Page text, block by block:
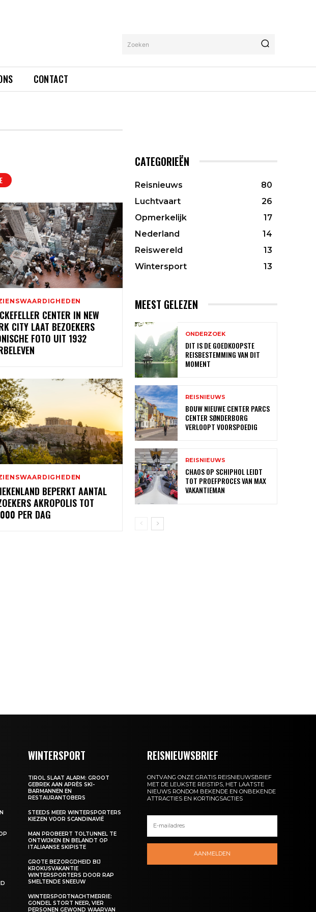
Zoeken
CONTACT
CENTER IN NEW
CITY LAAT BEZOEKERS
FOTO UIT 1932
BEPERKT AANTAL
AKROPOLIS TOT
PER DAG
CATEGORIEËN
Reisnieuws
80
Luchtvaart
26
Opmerkelijk
17
Nederland
14
Reiswereld
13
Wintersport
13
MEEST GELEZEN
ONDERZOEK
DIT IS DE GOEDKOOPSTE
REISBESTEMMING VAN DIT
MOMENT
REISNIEUWS
BOUW NIEUWE CENTER PARCS
CENTER SØNDERBORG
VERLOOPT VOORSPOEDIG
REISNIEUWS
CHAOS OP SCHIPHOL LEIDT
TOT PROEFPROCES VAN MAX
VAKANTIEMAN
WINTERSPORT
TIROL SLAAT ALARM: GROOT
GEBREK AAN APRÈS SKI-
BARMANNEN EN
RESTAURANTOBERS
STEEDS MEER WINTERSPORTERS
KIEZEN VOOR SCANDINAVIË
MAN PROBEERT TOLTUNNEL TE
ONTWIJKEN EN BELANDT OP
ITALIAANSE SKIPISTE
GROTE BEZORGDHEID BIJ
KROKUSVAKANTIE
WINTERSPORTERS DOOR RAP
SMELTENDE SNEEUW
WINTERSPORTNACHTMERRIE:
GONDEL STORT NEER, VIER
PERSONEN GEWOND WAARVAN
REISNIEUWSBRIEF
ONTVANG ONZE GRATIS REISNIEUWSBRIEF
MET DE LEUKSTE REISTIPS, HET LAATSTE
NIEUWS RONDOM BEKENDE EN ONBEKENDE
ATTRACTIES EN KORTINGSACTIES
AANMELDEN